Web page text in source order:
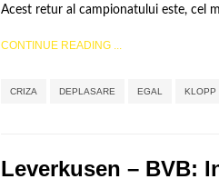
Acest retur al campionatului este, cel
CONTINUE READING ...
CRIZA DEPLASARE EGAL KLOPP
Leverkusen – BVB: